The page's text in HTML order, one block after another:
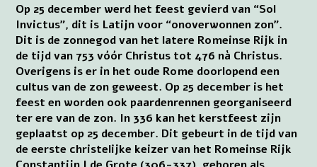
Op 25 december werd het feest gevierd van “Sol
Invictus”, dit is Latijn voor “onoverwonnen zon”.
Dit is de zonnegod van het latere Romeinse Rijk in
de tijd van 753 vóór Christus tot 476 nà Christus.
Overigens is er in het oude Rome doorlopend een
cultus van de zon geweest. Op 25 december is het
feest en worden ook paardenrennen georganiseerd
ter ere van de zon. In 336 kan het kerstfeest zijn
geplaatst op 25 december. Dit gebeurt in de tijd van
de eerste christelijke keizer van het Romeinse Rijk